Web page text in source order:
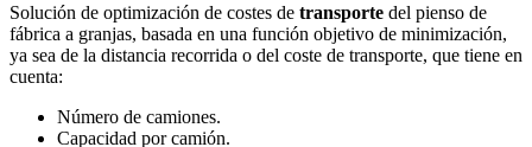
Solución de optimización de costes de transporte del pienso de
fábrica a granjas, basada en una función objetivo de minimización,
ya sea de la distancia recorrida o del coste de transporte, que tiene en
cuenta:
Número de camiones.
Capacidad por camión.